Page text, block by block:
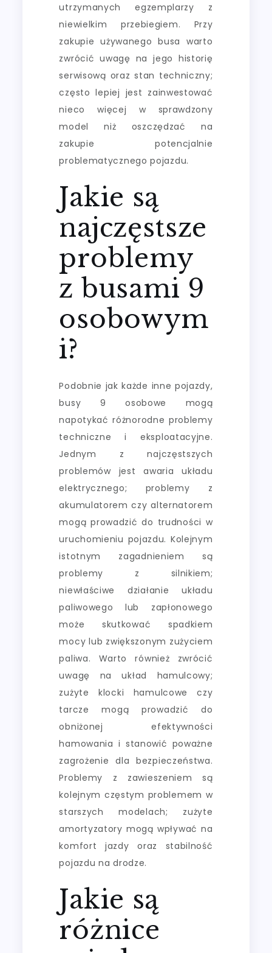
utrzymanych egzemplarzy z
niewielkim przebiegiem. Przy
zakupie używanego busa warto
zwrócić uwagę na jego historię
serwisową oraz stan techniczny;
często lepiej jest zainwestować
nieco więcej w sprawdzony
model niż oszczędzać na
zakupie potencjalnie
problematycznego pojazdu.
Jakie są
najczęstsze
problemy
z busami 9
osobowym
i?
Podobnie jak każde inne pojazdy,
busy 9 osobowe mogą
napotykać różnorodne problemy
techniczne i eksploatacyjne.
Jednym z najczęstszych
problemów jest awaria układu
elektrycznego; problemy z
akumulatorem czy alternatorem
mogą prowadzić do trudności w
uruchomieniu pojazdu. Kolejnym
istotnym zagadnieniem są
problemy z silnikiem;
niewłaściwe działanie układu
paliwowego lub zapłonowego
może skutkować spadkiem
mocy lub zwiększonym zużyciem
paliwa. Warto również zwrócić
uwagę na układ hamulcowy;
zużyte klocki hamulcowe czy
tarcze mogą prowadzić do
obniżonej efektywności
hamowania i stanowić poważne
zagrożenie dla bezpieczeństwa.
Problemy z zawieszeniem są
kolejnym częstym problemem w
starszych modelach; zużyte
amortyzatory mogą wpływać na
komfort jazdy oraz stabilność
pojazdu na drodze.
Jakie są
różnice